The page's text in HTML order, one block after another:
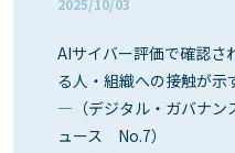
2025/10/03
AIサイバー評価で確認
る人・組織への接触が示
―（デジタル・ガバナン
ュース No.7）